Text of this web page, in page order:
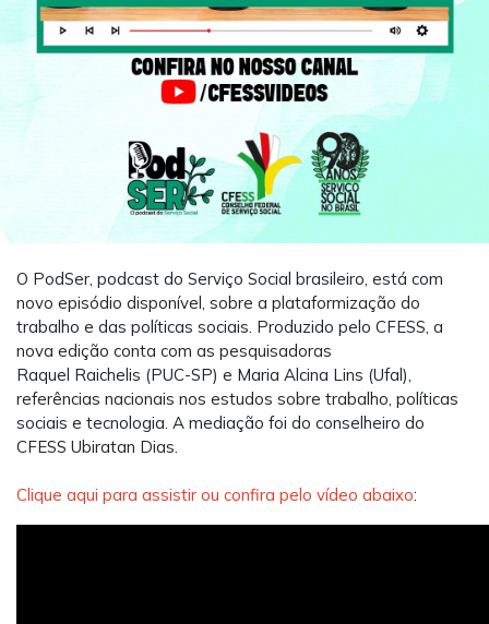
O PodSer, podcast do Serviço Social brasileiro, está com
novo episódio disponível, sobre a plataformização do
trabalho e das políticas sociais. Produzido pelo CFESS, a
nova edição conta com as pesquisadoras
Raquel Raichelis (PUC-SP) e Maria Alcina Lins (Ufal ),
referências nacionais nos estudos sobre trabalho, políticas
sociais e tecnologia. A mediação foi do conselheiro do
CFESS Ubiratan Dias.
Clique aqui para assistir ou confira pelo vídeo abaixo: